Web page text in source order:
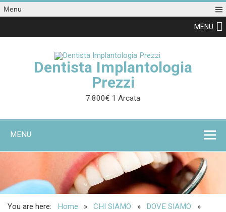
Menu
MENU
Dentista Implantologia
Prezzi
7.800€ 1 Arcata
MENU
You are here: Home CHI SIAMO
DOVE SIAMO